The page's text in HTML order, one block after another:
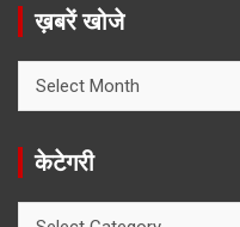
ख़बरें खोजे
खोजे
केटेगरी